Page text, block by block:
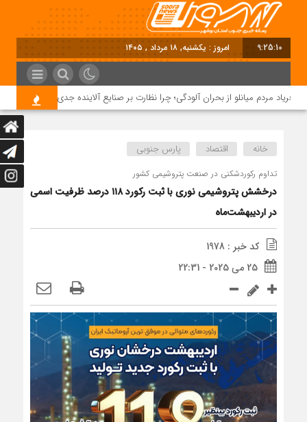
9:25:10 امروز : یکشنبه, ۱۸ مرداد , ۱۴۰۵
فریاد مردم میانلو از بحران آلودگی؛ چرا نظارت بر صنایع آلاینده جدی نیست؟
خانه اقتصاد پارس جنوبی
تداوم رکوردشکنی در صنعت پتروشیمی کشور
درخشش پتروشیمی نوری با ثبت رکورد ۱۱۸ درصد ظرفیت اسمی
در اردیبهشت‌ماه
کد خبر : 1978
25 می 2025 - 22:31